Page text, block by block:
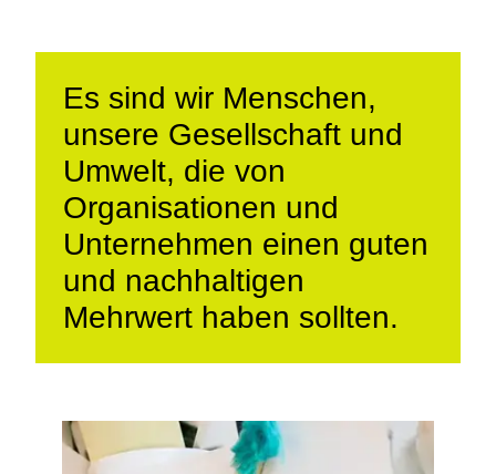
Es sind wir Menschen,
unsere Gesellschaft und
Umwelt, die von
Organisationen und
Unternehmen einen guten
und nachhaltigen
Mehrwert haben sollten.